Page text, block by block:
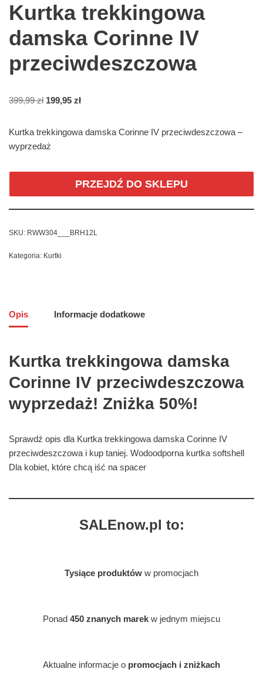
Kurtka trekkingowa
damska Corinne IV
przeciwdeszczowa
399,99zł 199,95 zł
Kurtka trekkingowa damska Corinne IV przeciwdeszczowa –
wyprzedaż
PRZEJDŹ DO SKLEPU
SKU: RWW304___BRH12L
Kategoria: Kurtki
Opis Informacje dodatkowe
Kurtka trekkingowa damska
Corinne IV przeciwdeszczowa
wyprzedaż! Zniżka 50%!
Sprawdź opis dla Kurtka trekkingowa damska Corinne IV
przeciwdeszczowa i kup taniej. Wodoodporna kurtka softshell
Dla kobiet, które chcą iść na spacer
SALEnow.pl to:
Tysiące produktów w promocjach
Ponad 450 znanych marek w jednym miejscu
Aktualne informacje o promocjach i zniżkach